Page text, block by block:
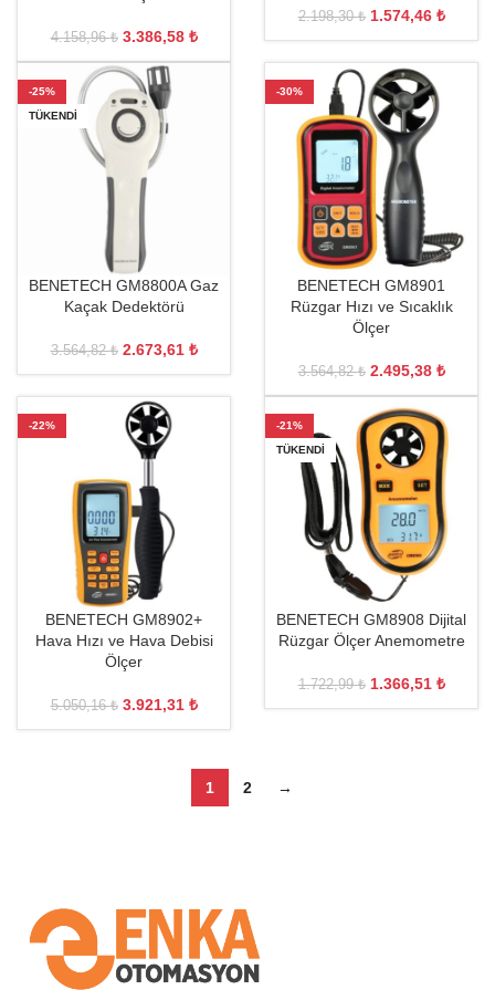
4.158,96₺ 3.386,58 ₺
2.198,30₺ 1.574,46 ₺
-25%
TÜKENDI
BENETECH GM8800A Gaz
Kaçak Dedektörü
3.564,82₺ 2.673,61 ₺
-30%
BENETECH GM8901
Rüzgar Hızı ve Sıcaklık
Ölçer
3.564,82₺ 2.495,38 ₺
-22%
BENETECH GM8902+
Hava Hızı ve Hava Debisi
Ölçer
5.050,16₺ 3.921,31 ₺
-21%
TÜKENDI
BENETECH GM8908 Dijital
Rüzgar Ölçer Anemometre
1.722,99₺ 1.366,51 ₺
1 2 →